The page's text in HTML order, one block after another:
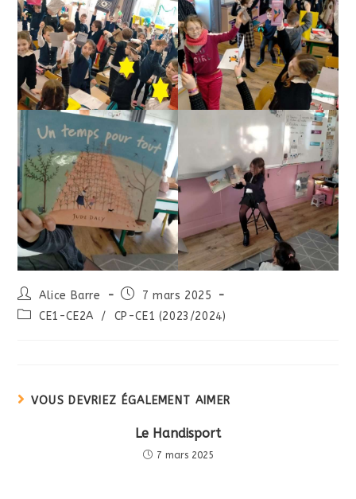
Alice Barre
7 mars 2025
CE1-CE2A
/ CP-CE1 (2023/2024)
VOUS DEVRIEZ ÉGALEMENT AIMER
Le Handisport
7 mars 2025